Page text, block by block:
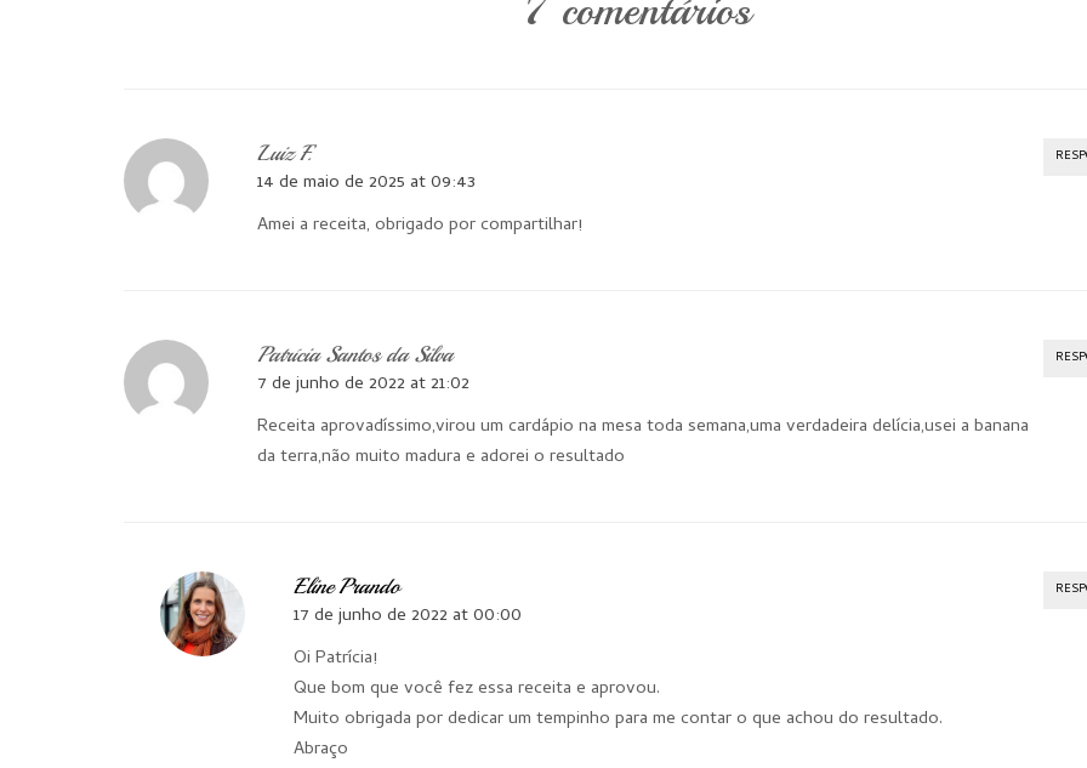
7 comentários
Luiz F.
14 de maio de 2025 at 09:43
Amei a receita, obrigado por compartilhar!
Patrícia Santos da Silva
7 de junho de 2022 at 21:02
Receita aprovadíssimo,virou um cardápio na mesa toda semana,uma verdadeira delícia,usei a banana
da terra,não muito madura e adorei o resultado
Eline Prando
17 de junho de 2022 at 00:00
Oi Patrícia!
Que bom que você fez essa receita e aprovou.
Muito obrigada por dedicar um tempinho para me contar o que achou do resultado.
Abraço